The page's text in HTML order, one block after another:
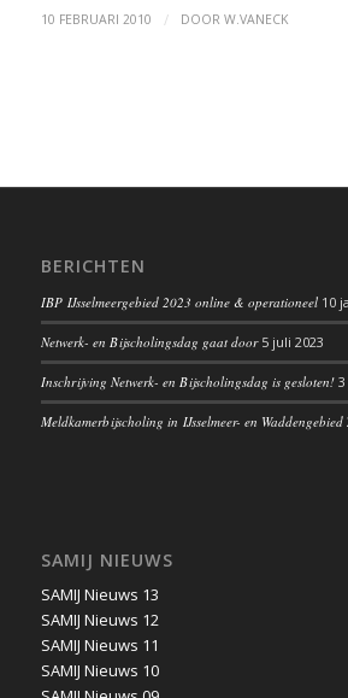
10 FEBRUARI 2010 / DOOR W.VANECK
BERICHTEN
IBP IJsselmeergebied 2023 online & operationeel 10
Netwerk- en Bijscholingsdag gaat door 5 juli 2023
Inschrijving Netwerk- en Bijscholingsdag is gesloten!
Meldkamerbijscholing in IJsselmeer- en Waddengebied
SAMIJ NIEUWS
SAMIJ Nieuws 13
SAMIJ Nieuws 12
SAMIJ Nieuws 11
SAMIJ Nieuws 10